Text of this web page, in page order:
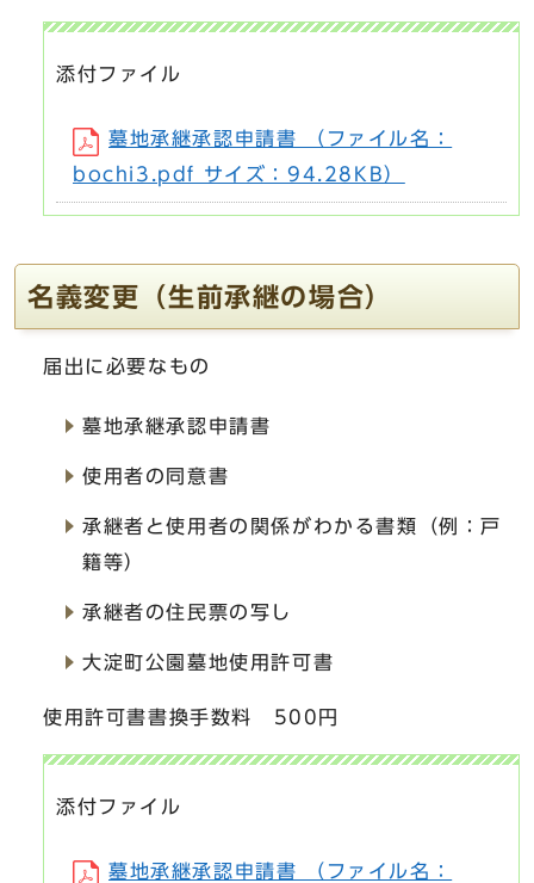
添付ファイル
墓地承継承認申請書 （ファイル名：
bochi3.pdf サイズ：94.28KB）
名義変更（生前承継の場合）
届出に必要なもの
墓地承継承認申請書
使用者の同意書
承継者と使用者の関係がわかる書類（例：戸
籍等）
承継者の住民票の写し
大淀町公園墓地使用許可書
使用許可書書換手数料 500円
添付ファイル
墓地承継承認申請書 （ファイル名：